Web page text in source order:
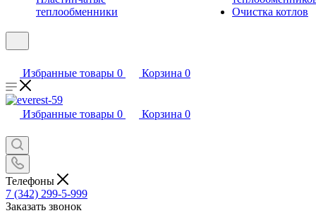
теплообменники
Очистка котлов
Избранные товары 0 Корзина 0
Избранные товары 0 Корзина 0
Телефоны
7 (342) 299-5-999
Заказать звонок